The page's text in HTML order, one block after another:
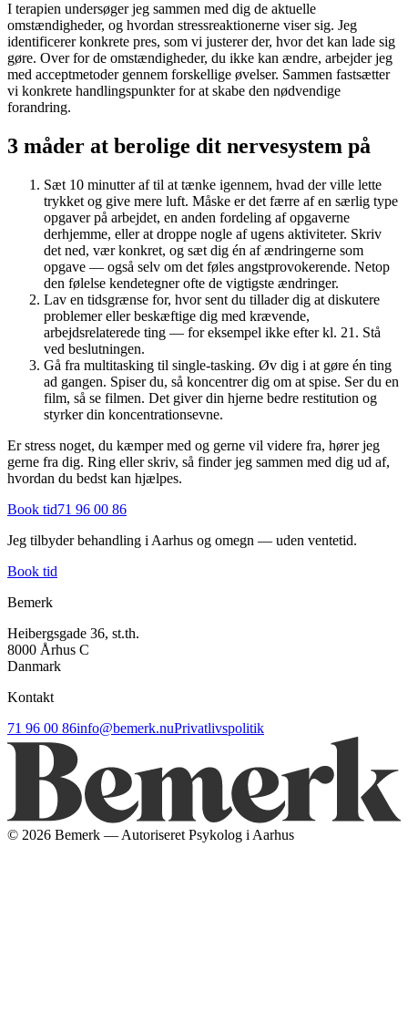
I terapien undersøger jeg sammen med dig de aktuelle
omstændigheder, og hvordan stressreaktionerne viser sig. Jeg
identificerer konkrete pres, som vi justerer der, hvor det kan lade sig
gøre. Over for de omstændigheder, du ikke kan ændre, arbejder jeg
med acceptmetoder gennem forskellige øvelser. Sammen fastsætter
vi konkrete handlingspunkter for at skabe den nødvendige
forandring.
3 måder at berolige dit nervesystem på
Sæt 10 minutter af til at tænke igennem, hvad der ville lette
trykket og give mere luft. Måske er det færre af en særlig type
opgaver på arbejdet, en anden fordeling af opgaverne
derhjemme, eller at droppe nogle af ugens aktiviteter. Skriv
det ned, vær konkret, og sæt dig én af ændringerne som
opgave — også selv om det føles angstprovokerende. Netop
den følelse kendetegner ofte de vigtigste ændringer.
Lav en tidsgrænse for, hvor sent du tillader dig at diskutere
problemer eller beskæftige dig med krævende,
arbejdsrelaterede ting — for eksempel ikke efter kl. 21. Stå
ved beslutningen.
Gå fra multitasking til single-tasking. Øv dig i at gøre én ting
ad gangen. Spiser du, så koncentrer dig om at spise. Ser du en
film, så se filmen. Det giver din hjerne bedre restitution og
styrker din koncentrationsevne.
Er stress noget, du kæmper med og gerne vil videre fra, hører jeg
gerne fra dig. Ring eller skriv, så finder jeg sammen med dig ud af,
hvordan du bedst kan hjælpes.
Book tid71 96 00 86
Jeg tilbyder behandling i Aarhus og omegn — uden ventetid.
Book tid
Bemerk
Heibergsgade 36, st.th.
8000 Århus C
Danmark
Kontakt
71 96 00 86info@bemerk.nuPrivatlivspolitik
© 2026 Bemerk — Autoriseret Psykolog i Aarhus